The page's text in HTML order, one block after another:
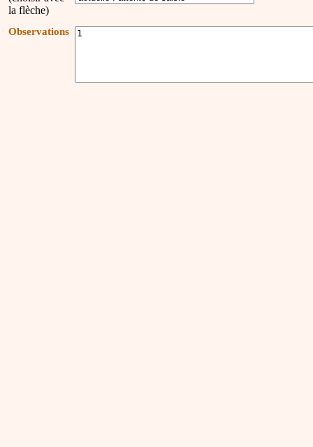
la flèche)
Observations